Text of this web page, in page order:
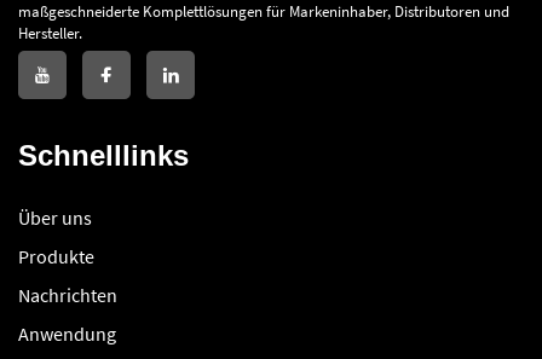
maßgeschneiderte Komplettlösungen für Markeninhaber, Distributoren und
Hersteller.
Schnelllinks
Über uns
Produkte
Nachrichten
Anwendung